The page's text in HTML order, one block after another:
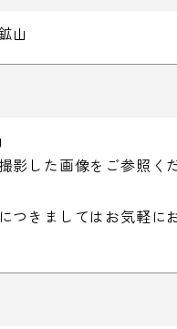
山
影した画像をご参照く
つきましてはお気軽に